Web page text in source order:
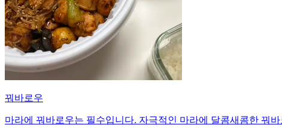
꿔바로우
마라에 꿔바로우는 필수입니다. 자극적인 마라에 달콤새콤한 꿔